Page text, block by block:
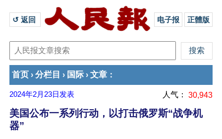
↺ 返回 电子报 正體版
首页 › 分栏目 › 国际 › 文章 ：
2024年2月23日 发表 人气： 30,943
美国公布一系列行动，以打击俄罗斯“战争机
器”